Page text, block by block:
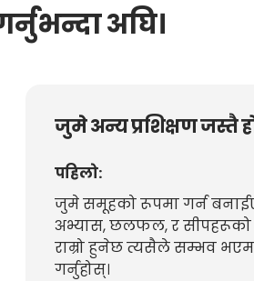
अघि।
जुमे अन्य प्रशिक्षण जस्तै
पहिलो:
जुमे समूहको रूपमा गर्न
अभ्यास, छलफल, र
राम्रो हुनेछ त्यसैले सम्भव
गर्नुहोस्।